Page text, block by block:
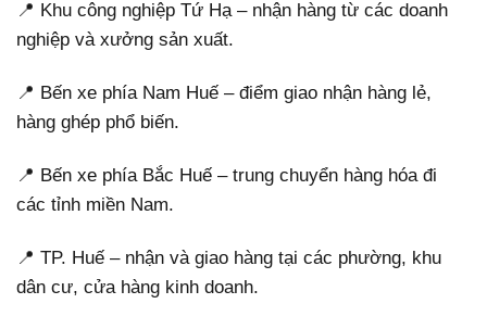
📍 Khu công nghiệp Tứ Hạ – nhận hàng từ các doanh
nghiệp và xưởng sản xuất.
📍 Bến xe phía Nam Huế – điểm giao nhận hàng lẻ,
hàng ghép phổ biến.
📍 Bến xe phía Bắc Huế – trung chuyển hàng hóa đi
các tỉnh miền Nam.
📍 TP. Huế – nhận và giao hàng tại các phường, khu
dân cư, cửa hàng kinh doanh.